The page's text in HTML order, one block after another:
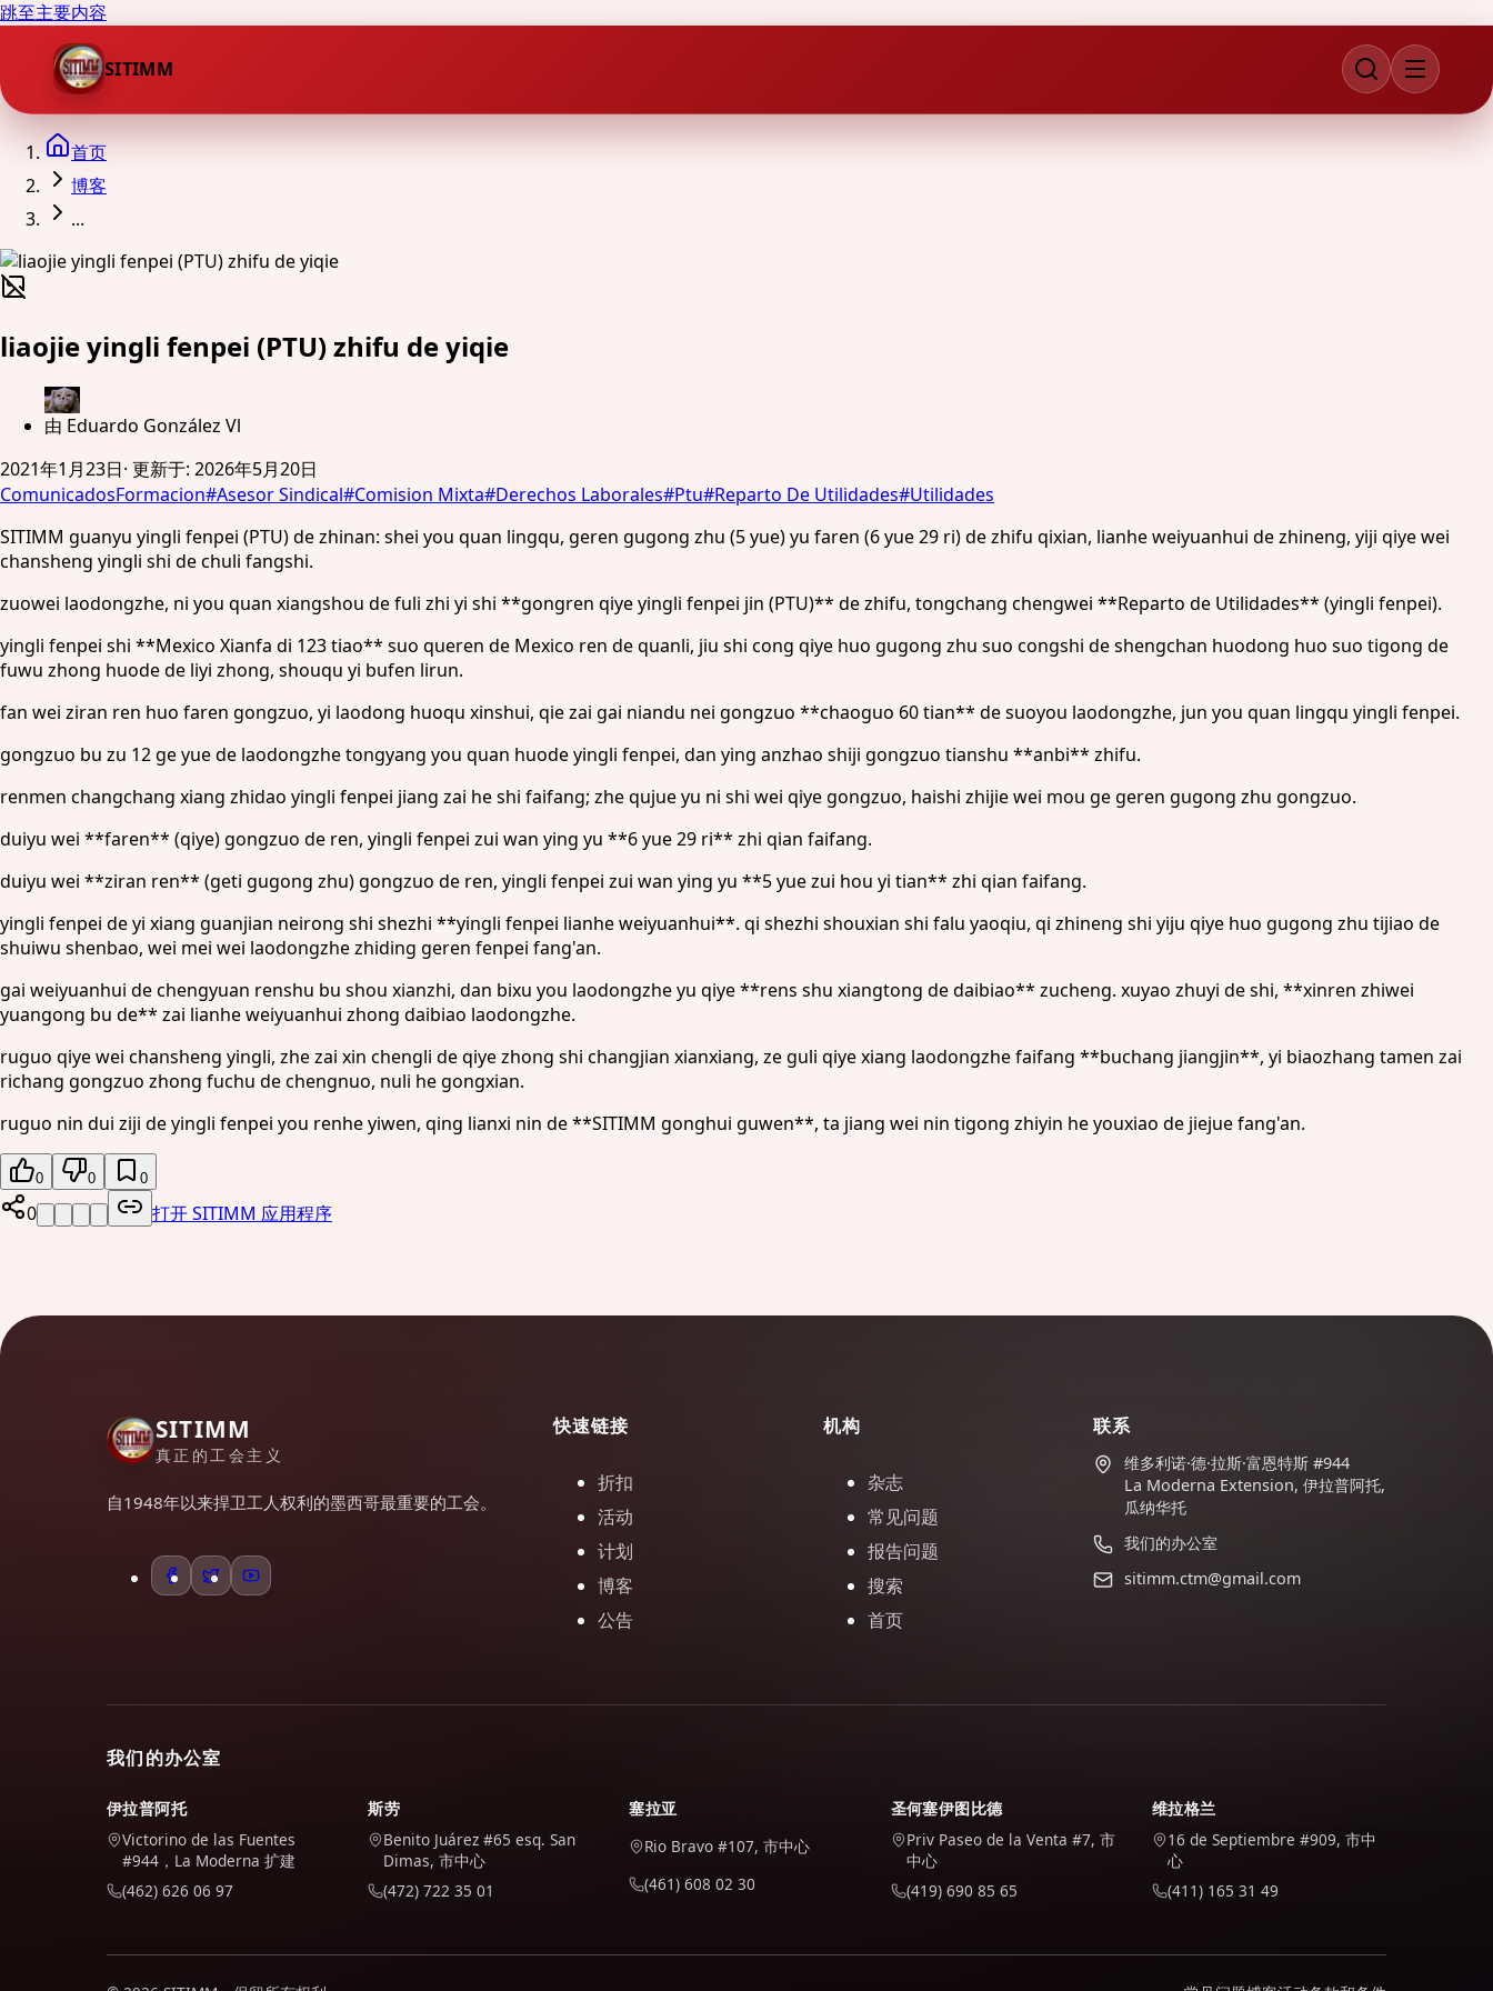
跳至主要内容
SITIMM
首页
博客
...
liaojie yingli fenpei (PTU) zhifu de yiqie
由 Eduardo González Vl
2021年1月23日· 更新于: 2026年5月20日
ComunicadosFormacion#Asesor Sindical#Comision Mixta#Derechos Laborales#Ptu#Reparto De Utilidades#Utilidades
SITIMM guanyu yingli fenpei (PTU) de zhinan: shei you quan lingqu, geren gugong zhu (5 yue) yu faren (6 yue 29 ri) de zhifu qixian, lianhe weiyuanhui de zhineng, yiji qiye wei
chansheng yingli shi de chuli fangshi.
zuowei laodongzhe, ni you quan xiangshou de fuli zhi yi shi **gongren qiye yingli fenpei jin (PTU)** de zhifu, tongchang chengwei **Reparto de Utilidades** (yingli fenpei).
yingli fenpei shi **Mexico Xianfa di 123 tiao** suo queren de Mexico ren de quanli, jiu shi cong qiye huo gugong zhu suo congshi de shengchan huodong huo suo tigong de
fuwu zhong huode de liyi zhong, shouqu yi bufen lirun.
fan wei ziran ren huo faren gongzuo, yi laodong huoqu xinshui, qie zai gai niandu nei gongzuo **chaoguo 60 tian** de suoyou laodongzhe, jun you quan lingqu yingli fenpei.
gongzuo bu zu 12 ge yue de laodongzhe tongyang you quan huode yingli fenpei, dan ying anzhao shiji gongzuo tianshu **anbi** zhifu.
renmen changchang xiang zhidao yingli fenpei jiang zai he shi faifang; zhe qujue yu ni shi wei qiye gongzuo, haishi zhijie wei mou ge geren gugong zhu gongzuo.
duiyu wei **faren** (qiye) gongzuo de ren, yingli fenpei zui wan ying yu **6 yue 29 ri** zhi qian faifang.
duiyu wei **ziran ren** (geti gugong zhu) gongzuo de ren, yingli fenpei zui wan ying yu **5 yue zui hou yi tian** zhi qian faifang.
yingli fenpei de yi xiang guanjian neirong shi shezhi **yingli fenpei lianhe weiyuanhui**. qi shezhi shouxian shi falu yaoqiu, qi zhineng shi yiju qiye huo gugong zhu tijiao de
shuiwu shenbao, wei mei wei laodongzhe zhiding geren fenpei fang'an.
gai weiyuanhui de chengyuan renshu bu shou xianzhi, dan bixu you laodongzhe yu qiye **rens shu xiangtong de daibiao** zucheng. xuyao zhuyi de shi, **xinren zhiwei
yuangong bu de** zai lianhe weiyuanhui zhong daibiao laodongzhe.
ruguo qiye wei chansheng yingli, zhe zai xin chengli de qiye zhong shi changjian xianxiang, ze guli qiye xiang laodongzhe faifang **buchang jiangjin**, yi biaozhang tamen zai
richang gongzuo zhong fuchu de chengnuo, nuli he gongxian.
ruguo nin dui ziji de yingli fenpei you renhe yiwen, qing lianxi nin de **SITIMM gonghui guwen**, ta jiang wei nin tigong zhiyin he youxiao de jiejue fang'an.
0 0 0
0 打开 SITIMM 应用程序
SITIMM
真正的工会主义
自1948年以来捍卫工人权利的墨西哥最重要的工会。
快速链接
折扣
活动
计划
博客
公告
机构
杂志
常见问题
报告问题
搜索
首页
联系
维多利诺·德·拉斯·富恩特斯 #944
La Moderna Extension, 伊拉普阿托,
瓜纳华托
我们的办公室
sitimm.ctm@gmail.com
我们的办公室
伊拉普阿托
Victorino de las Fuentes
#944，La Moderna 扩建
(462) 626 06 97
斯劳
Benito Juárez #65 esq. San
Dimas, 市中心
(472) 722 35 01
塞拉亚
Rio Bravo #107, 市中心
(461) 608 02 30
圣何塞伊图比德
Priv Paseo de la Venta #7, 市
中心
(419) 690 85 65
维拉格兰
16 de Septiembre #909, 市中
心
(411) 165 31 49